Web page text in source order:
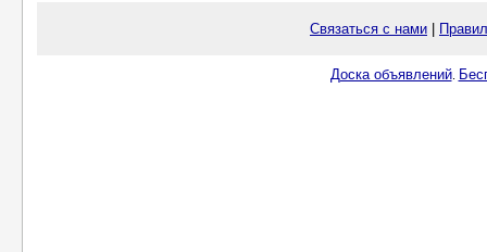
Связаться с нами
Доска объявлений.